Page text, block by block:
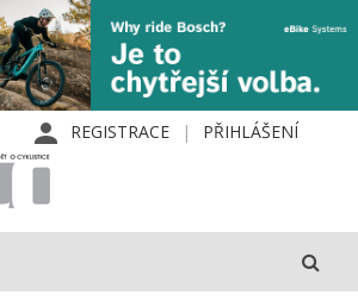
REGISTRACE PŘIHLÁŠENÍ